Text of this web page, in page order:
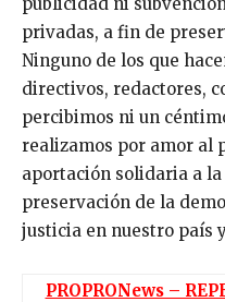
privadas, a fin de
Ninguno de los que
directivos, redactores,
percibimos ni un
realizamos por amor al
aportación solidaria a
preservación de la
justicia en nuestro país
PROPRONews –